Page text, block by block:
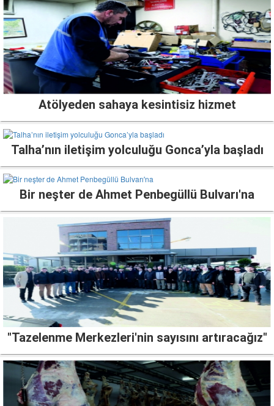
Atölyeden sahaya kesintisiz hizmet
Talha’nın iletişim yolculuğu Gonca’yla başladı
Bir neşter de Ahmet Penbegüllü Bulvarı'na
"Tazelenme Merkezleri'nin sayısını artıracağız"